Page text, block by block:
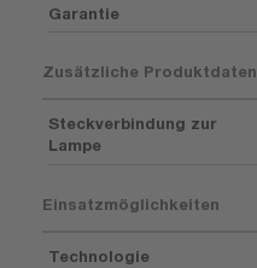
Garantie
Zusätzliche Produktdaten
Steckverbindung zur
Lampe
Einsatzmöglichkeiten
Technologie